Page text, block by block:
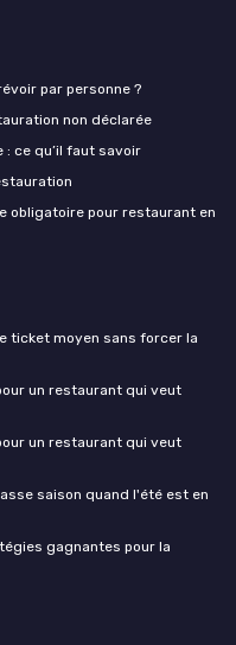
par personne ?
non déclarée
: ce qu’il faut savoir
obligatoire pour restaurant en
ticket moyen sans forcer la
un restaurant qui veut
un restaurant qui veut
saison quand l'été est en
gagnantes pour la